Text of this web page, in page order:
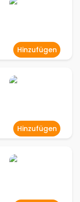
Hinzufügen
Hinzufügen